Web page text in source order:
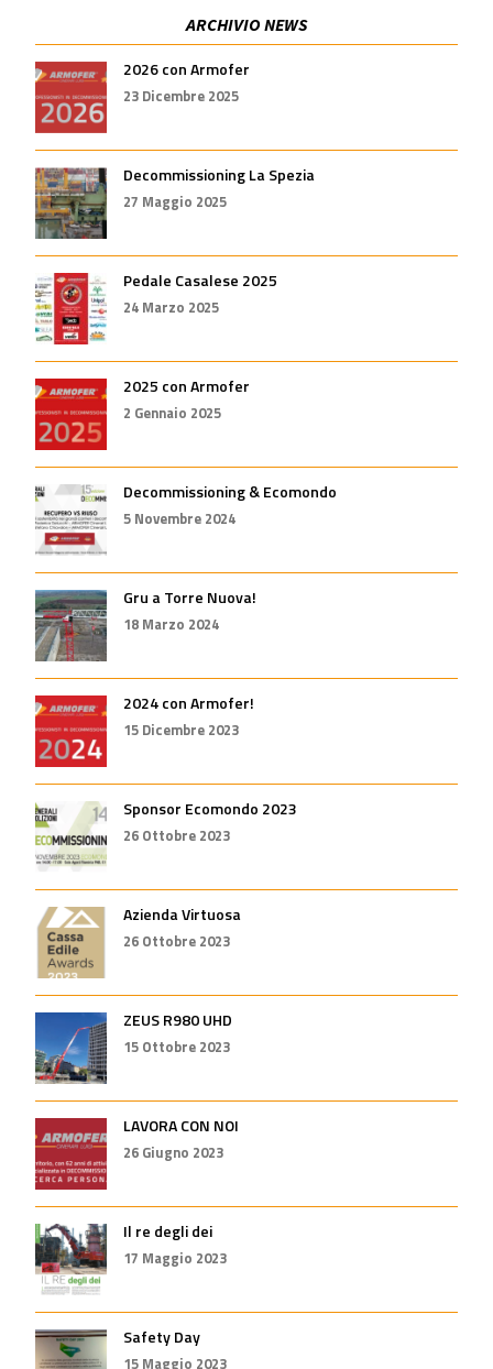
ARCHIVIO NEWS
2026 con Armofer
23 Dicembre 2025
Decommissioning La Spezia
27 Maggio 2025
Pedale Casalese 2025
24 Marzo 2025
2025 con Armofer
2 Gennaio 2025
Decommissioning & Ecomondo
5 Novembre 2024
Gru a Torre Nuova!
18 Marzo 2024
2024 con Armofer!
15 Dicembre 2023
Sponsor Ecomondo 2023
26 Ottobre 2023
Azienda Virtuosa
26 Ottobre 2023
ZEUS R980 UHD
15 Ottobre 2023
LAVORA CON NOI
26 Giugno 2023
Il re degli dei
17 Maggio 2023
Safety Day
15 Maggio 2023